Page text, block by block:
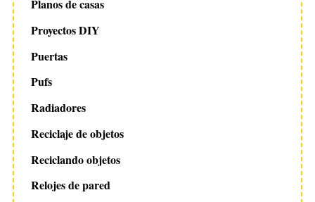
Planos de casas
Proyectos DIY
Puertas
Pufs
Radiadores
Reciclaje de objetos
Reciclando objetos
Relojes de pared